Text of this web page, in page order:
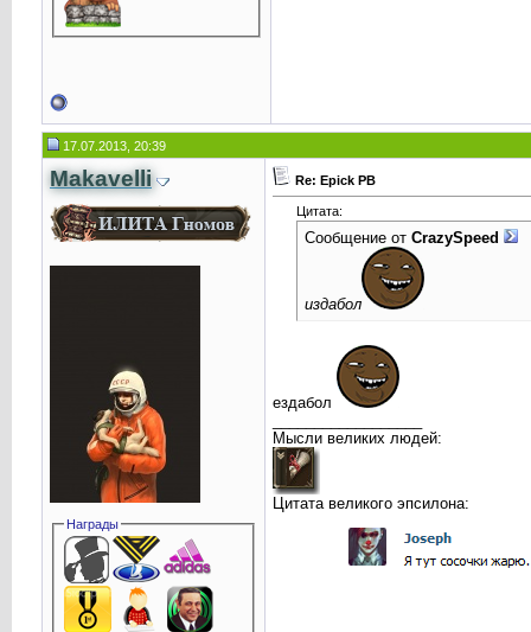
17.07.2013, 20:39
Makavelli
Награды
Re: Epick PB
Цитата:
Сообщение от CrаzySpeed
издабол
ездабол
Мысли великих людей:
Цитата великого эпсилона: